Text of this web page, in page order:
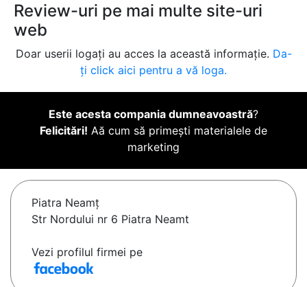
Review-uri pe mai multe site-uri
web
Doar userii logați au acces la această informație. Da-
ți click aici pentru a vă loga.
Este acesta compania dumneavoastră?
Felicitări! Aă cum să primești materialele de
marketing
Piatra Neamţ
Str Nordului nr 6 Piatra Neamt
Vezi profilul firmei pe